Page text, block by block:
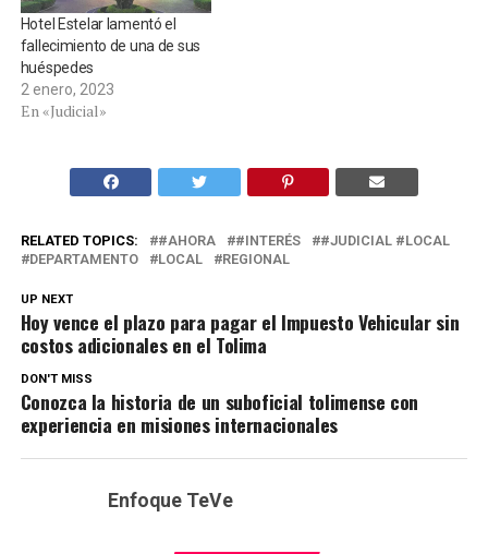
Hotel Estelar lamentó el
fallecimiento de una de sus
huéspedes
2 enero, 2023
En «Judicial»
RELATED TOPICS: #AHORA #INTERÉS
#JUDICIAL #LOCAL
DEPARTAMENTO
LOCAL REGIONAL
UP NEXT
Hoy vence el plazo para pagar el Impuesto Vehicular sin
costos adicionales en el Tolima
DON'T MISS
Conozca la historia de un suboficial tolimense con
experiencia en misiones internacionales
Enfoque TeVe